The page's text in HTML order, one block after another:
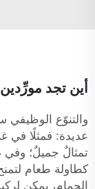
أين تجد
والتنوّع
عديدة: فمثلًا في
تمثالٌ جميلٌ؛ وفي
كطاولة طعام
الحمام، يمكن